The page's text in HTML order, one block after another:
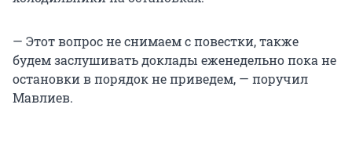
— Этот вопрос не снимаем с повестки, также
будем заслушивать доклады еженедельно пока не
остановки в порядок не приведем, — поручил
Мавлиев.